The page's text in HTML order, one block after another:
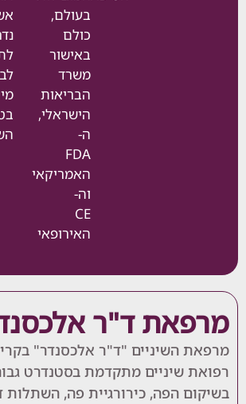
האמריקאי
אשר
נדרשים
לתשומת
לב
מיוחדת
בטיפולי
ד"ר אלכסנדר
"ד"ר אלכסנדר" בקריית אונו
שיניים מתקדמת בסטנדרט גבוה, עם
הפה, כירורגיית פה, השתלות דנטליות